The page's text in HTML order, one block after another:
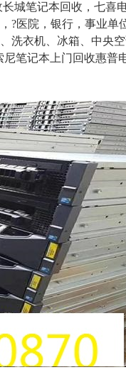
城笔记本回收，七
?医院，银行，事业
洗衣机、冰箱、中央
笔记本上门回收惠